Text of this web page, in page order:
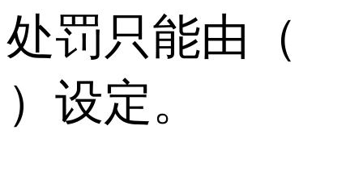
处罚只能由（
）设定。